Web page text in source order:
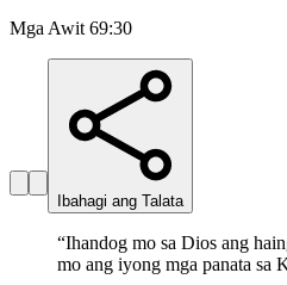
Mga Awit 69:30
Ibahagi ang Talata
“Ihandog mo sa Dios ang
mo ang iyong mga panata sa